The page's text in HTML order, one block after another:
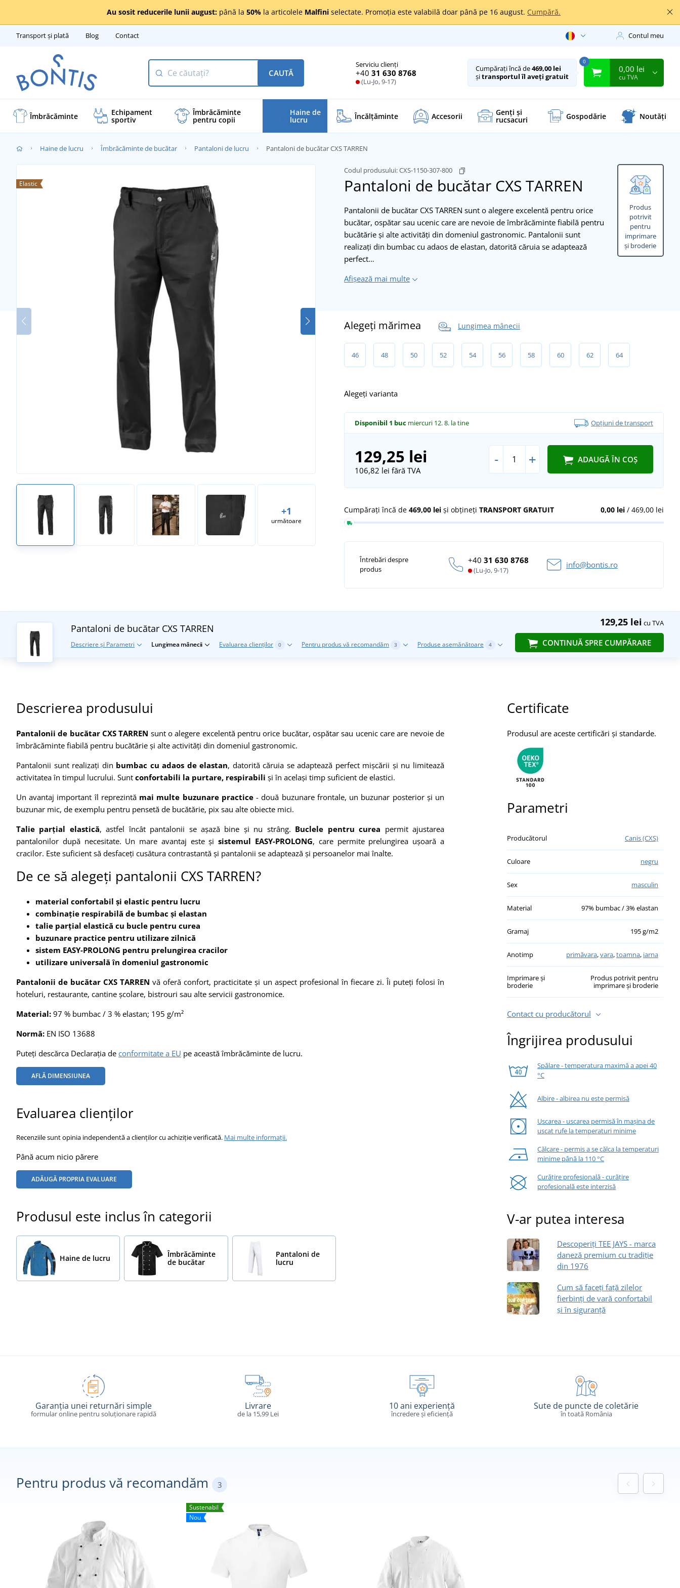
Au sosit reducerile lunii august: până la 50% la articolele Malfini selectate. Promoția este valabilă doar până pe 16 august. Cumpără.
Transport și plată Blog Contact Contul meu
Serviciu clienți
+40 31 630 8768
(Lu-Jo, 9-17)
CAUTĂ Cumpărați încă de469,00 lei
șitransportul îl aveți gratuit
0
0,00 lei
cu TVA
Îmbrăcăminte Echipament
sportiv
Îmbrăcăminte
pentru copii
Haine de
lucru Încălţăminte Accesorii Genți și
rucsacuri Gospodărie Noutăți
Haine de lucru Îmbrăcăminte de bucătar Pantaloni de lucru Pantaloni de bucătar CXS TARREN
Produs
potrivit
pentru
imprimare
și broderie
Codul produsului:CXS-1150-307-800
Pantaloni de bucătar CXS TARREN
+1
următoare
Elastic
Pantalonii de bucătar CXS TARREN sunt o alegere excelentă pentru orice
bucătar, ospătar sau ucenic care are nevoie de îmbrăcăminte fiabilă pentru
bucătărie și alte activități din domeniul gastronomic. Pantalonii sunt
realizați din bumbac cu adaos de elastan, datorită căruia se adaptează
perfect…
Afișează mai multe
Alegeți mărimea Lungimea mânecii
46 48 50 52 54 56 58 60 62 64
Alegeți varianta
Disponibil 1 buc miercuri 12. 8. la tine Opțiuni de transport
129,25 lei
106,82 lei fără TVA
- + ADAUGĂ ÎN COȘ
0,00 lei/ 469,00 lei
Cumpărați încă de 469,00 lei și obțineți TRANSPORT GRATUIT
Întrebări despre
produs
+40 31 630 8768
(Lu-Jo, 9-17)
info@bontis.ro
129,25 lei cu TVA
CONTINUĂ SPRE CUMPĂRARE
Pantaloni de bucătar CXS TARREN
Descriere și Parametri Lungimea mânecii Evaluarea clienților 0 Pentru produs vă recomandăm 3 Produse asemănătoare 4
Descrierea produsului
Pantalonii de bucătar CXS TARREN sunt o alegere excelentă pentru orice bucătar, ospătar sau ucenic care are nevoie de
îmbrăcăminte fiabilă pentru bucătărie și alte activități din domeniul gastronomic.
Pantalonii sunt realizați din bumbac cu adaos de elastan, datorită căruia se adaptează perfect mișcării și nu limitează
activitatea în timpul lucrului. Sunt confortabili la purtare, respirabili și în același timp suficient de elastici.
Un avantaj important îl reprezintă mai multe buzunare practice- două buzunare frontale, un buzunar posterior și un
buzunar mic, de exemplu pentru pensetă de bucătărie, pix sau alte obiecte mici.
Talie parțial elastică, astfel încât pantalonii se așază bine și nu strâng. Buclele pentru curea permit ajustarea
pantalonilor după necesitate. Un mare avantaj este șisistemul EASY-PROLONG, care permite prelungirea ușoară a
cracilor. Este suficient să desfaceți cusătura contrastantă și pantalonii se adaptează și persoanelor mai înalte.
De ce să alegeți pantalonii CXS TARREN?
material confortabil și elastic pentru lucru
combinație respirabilă de bumbac și elastan
talie parțial elastică cu bucle pentru curea
buzunare practice pentru utilizare zilnică
sistem EASY-PROLONG pentru prelungirea cracilor
utilizare universală în domeniul gastronomic
Pantalonii de bucătar CXS TARREN vă oferă confort, practicitate și un aspect profesional în fiecare zi. Îi puteți folosi în
hoteluri, restaurante, cantine școlare, bistrouri sau alte servicii gastronomice.
Material: 97 % bumbac / 3 % elastan; 195 g/m²
Normă: EN ISO 13688
Puteți descărca Declarația de conformitate a EU pe această îmbrăcăminte de lucru.
AFLĂ DIMENSIUNEA
Evaluarea clienților
Recenziile sunt opinia independentă a clienților cu achiziție verificată. Mai multe informații.
Până acum nicio părere
ADĂUGĂ PROPRIA EVALUARE
Produsul este inclus în categorii
Haine de lucru
Îmbrăcăminte
de bucătar
Pantaloni de
lucru
Certificate
Produsul are aceste certificări și standarde.
Parametri
Producătorul Canis (CXS)
Culoare negru
Sex masculin
Material 97% bumbac / 3% elastan
Gramaj 195 g/m2
Anotimp primăvara,vara,toamna, iarna
Imprimare și
broderie
Produs potrivit pentru
imprimare și broderie
Contact cu producătorul
Îngrijirea produsului
Spălare - temperatura maximă a apei 40
°C
Albire - albirea nu este permisă
Uscarea - uscarea permisă în mașina de
uscat rufe la temperaturi minime
Călcare - permis a se călca la temperaturi
minime până la 110 °C
Curățire profesională - curățire
profesională este interzisă
V-ar putea interesa
Descoperiți TEE JAYS - marca
daneză premium cu tradiție
din 1976
Cum să faceți față zilelor
fierbinți de vară confortabil
și în siguranță
Garanția unei returnări simple
formular online pentru soluționare rapidă
Livrare
de la 15,99 Lei
10 ani experiență
încredere și eficiență
Sute de puncte de coletărie
în toată România
Pentru produs vă recomandăm 3
Sustenabil
Nou